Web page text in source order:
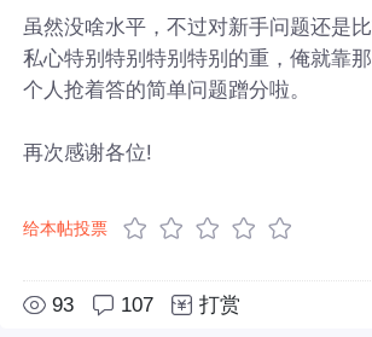
虽然没啥水平，不过对新手问题还是
私心特别特别特别特别的重，俺就靠
个人抢着答的简单问题蹭分啦。
再次感谢各位!
给本帖投票
93 107 打赏